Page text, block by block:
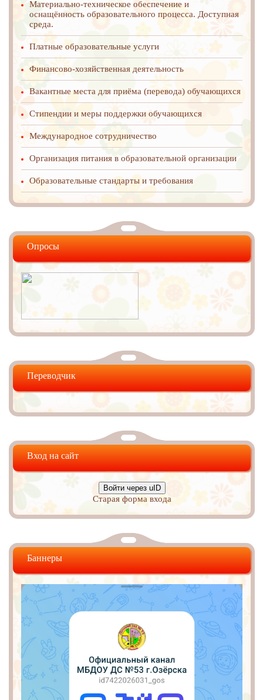
Материально-техническое обеспечение и
оснащённость образовательного процесса. Доступная
среда.
Платные образовательные услуги
Финансово-хозяйственная деятельность
Вакантные места для приёма (перевода) обучающихся
Стипендии и меры поддержки обучающихся
Международное cотрудничество
Организация питания в образовательной организации
Образовательные стандарты и требования
Опросы
Переводчик
Вход на сайт
Войти через uID
Старая форма входа
Баннеры